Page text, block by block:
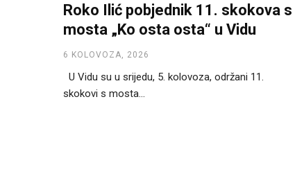
Roko Ilić pobjednik 11. skokova s
mosta „Ko osta osta“ u Vidu
6 KOLOVOZA, 2026
U Vidu su u srijedu, 5. kolovoza, održani 11.
skokovi s mosta...